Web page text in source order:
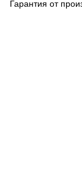
Гарантия от